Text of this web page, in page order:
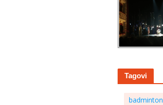
Tagovi
badminton